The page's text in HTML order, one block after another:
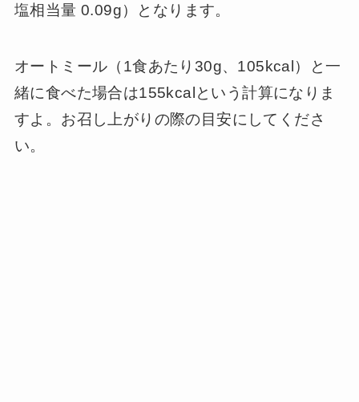
塩相当量 0.09g）となります。
オートミール（1食あたり30g、105kcal）と一
緒に食べた場合は155kcalという計算になりま
すよ。お召し上がりの際の目安にしてくださ
い。